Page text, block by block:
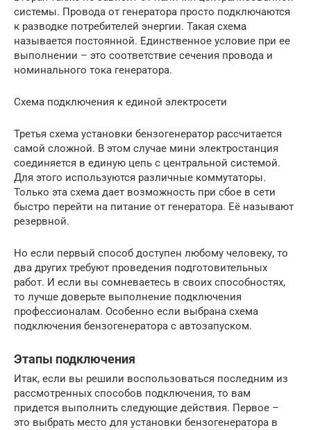
системы. Провода от генератора просто подключаются
к разводке потребителей энергии. Такая схема
называется постоянной. Единственное условие при ее
выполнении – это соответствие сечения провода и
номинального тока генератора.
Схема подключения к единой электросети
Третья схема установки бензогенератор рассчитается
самой сложной. В этом случае мини электростанция
соединяется в единую цепь с центральной системой.
Для этого используются различные коммутаторы.
Только эта схема дает возможность при сбое в сети
быстро перейти на питание от генератора. Её называют
резервной.
Но если первый способ доступен любому человеку, то
два других требуют проведения подготовительных
работ. И если вы сомневаетесь в своих способностях,
то лучше доверьте выполнение подключения
профессионалам. Особенно если выбрана схема
подключения бензогенератора с автозапуском.
Этапы подключения
Итак, если вы решили воспользоваться последним из
рассмотренных способов подключения, то вам
придется выполнить следующие действия. Первое –
это выбрать место для установки бензогенератора в